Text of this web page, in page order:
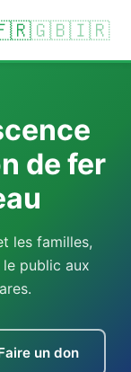
🇬🇧🇮🇷
de fer
les familles,
public aux
un don